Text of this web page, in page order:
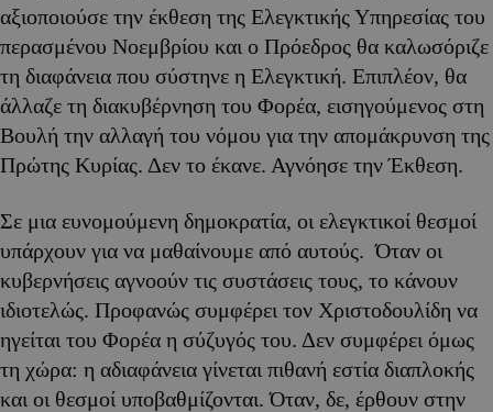
αξιοποιούσε την έκθεση της Ελεγκτικής Υπηρεσίας του
περασμένου Νοεμβρίου και ο Πρόεδρος θα καλωσόριζε
τη διαφάνεια που σύστηνε η Ελεγκτική. Επιπλέον, θα
άλλαζε τη διακυβέρνηση του Φορέα, εισηγούμενος στη
Βουλή την αλλαγή του νόμου για την απομάκρυνση της
Πρώτης Κυρίας. Δεν το έκανε. Αγνόησε την Έκθεση.
Σε μια ευνομούμενη δημοκρατία, οι ελεγκτικοί θεσμοί
υπάρχουν για να μαθαίνουμε από αυτούς. Όταν οι
κυβερνήσεις αγνοούν τις συστάσεις τους, το κάνουν
ιδιοτελώς. Προφανώς συμφέρει τον Χριστοδουλίδη να
ηγείται του Φορέα η σύζυγός του. Δεν συμφέρει όμως
τη χώρα: η αδιαφάνεια γίνεται πιθανή εστία διαπλοκής
και οι θεσμοί υποβαθμίζονται. Όταν, δε, έρθουν στην